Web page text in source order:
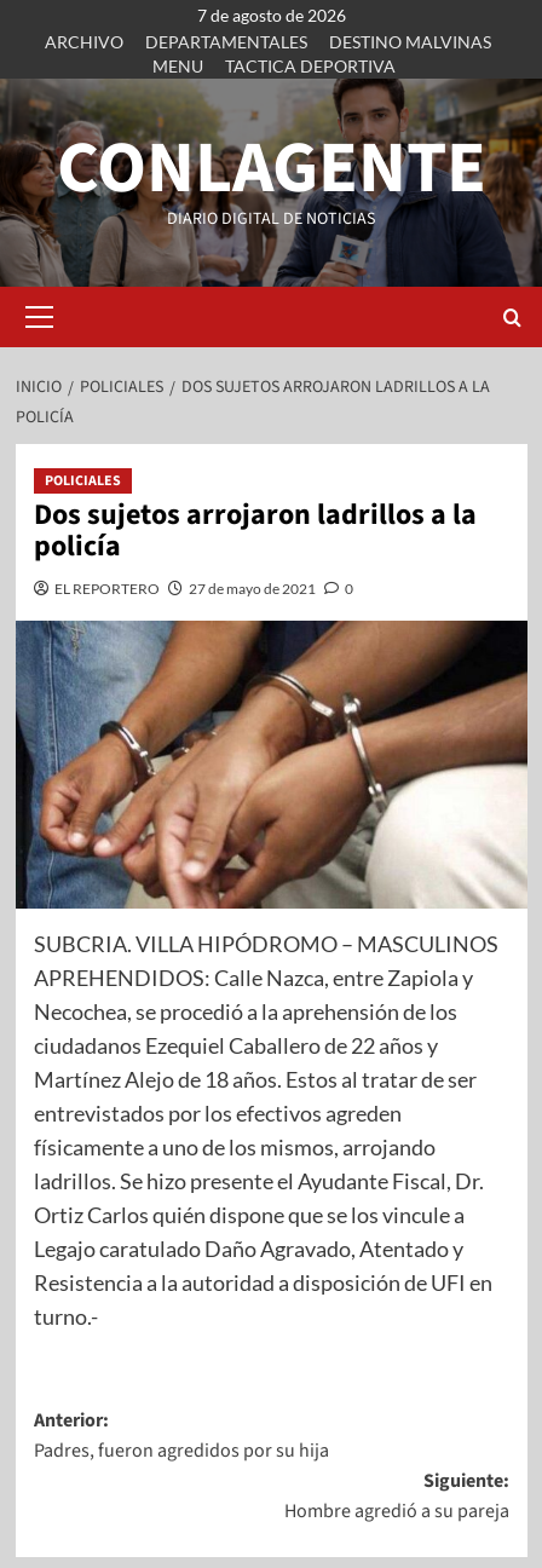
7 de agosto de 2026
ARCHIVO
DEPARTAMENTALES
DESTINO MALVINAS
MENU
TACTICA DEPORTIVA
CONLAGENTE
DIARIO DIGITAL DE NOTICIAS
INICIO POLICIALES
DOS SUJETOS ARROJARON LADRILLOS A LA
POLICÍA
POLICIALES
Dos sujetos arrojaron ladrillos a la
policía
EL REPORTERO 27 de mayo de 2021 0
SUBCRIA. VILLA HIPÓDROMO – MASCULINOS
APREHENDIDOS: Calle Nazca, entre Zapiola y
Necochea, se procedió a la aprehensión de los
ciudadanos Ezequiel Caballero de 22 años y
Martínez Alejo de 18 años. Estos al tratar de ser
entrevistados por los efectivos agreden
físicamente a uno de los mismos, arrojando
ladrillos. Se hizo presente el Ayudante Fiscal, Dr.
Ortiz Carlos quién dispone que se los vincule a
Legajo caratulado Daño Agravado, Atentado y
Resistencia a la autoridad a disposición de UFI en
turno.-
Anterior:
Padres, fueron agredidos por su hija
Siguiente:
Hombre agredió a su pareja